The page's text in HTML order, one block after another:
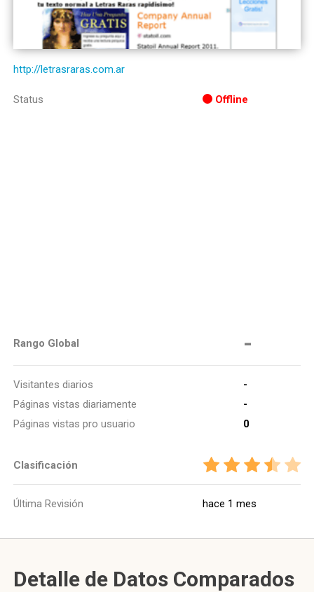
http://letrasraras.com.ar
Status Offline
Rango Global -
Visitantes diarios
-
Páginas vistas diariamente
-
Páginas vistas pro usuario
0
Clasificación
Última Revisión hace 1 mes
Detalle de Datos Comparados